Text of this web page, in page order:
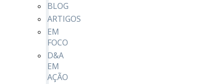
BLOG
ARTIGOS
EM
FOCO
D&A
EM
AÇÃO